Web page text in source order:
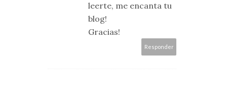
leerte, me encanta tu
blog!
Gracias!
Responder